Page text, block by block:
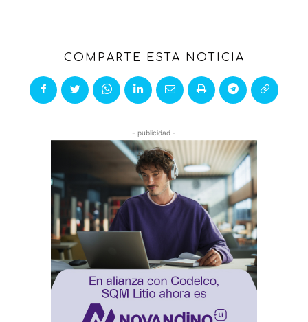
COMPARTE ESTA NOTICIA
- publicidad -